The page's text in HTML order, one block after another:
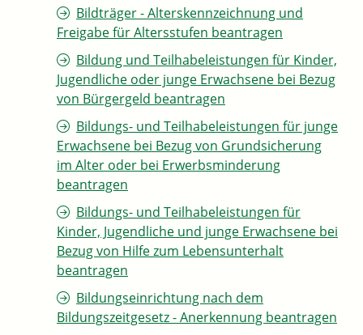
Bildträger - Alterskennzeichnung und
Freigabe für Altersstufen beantragen
Bildung und Teilhabeleistungen für Kinder,
Jugendliche oder junge Erwachsene bei Bezug
von Bürgergeld beantragen
Bildungs- und Teilhabeleistungen für junge
Erwachsene bei Bezug von Grundsicherung
im Alter oder bei Erwerbsminderung
beantragen
Bildungs- und Teilhabeleistungen für
Kinder, Jugendliche und junge Erwachsene bei
Bezug von Hilfe zum Lebensunterhalt
beantragen
Bildungseinrichtung nach dem
Bildungszeitgesetz - Anerkennung beantragen